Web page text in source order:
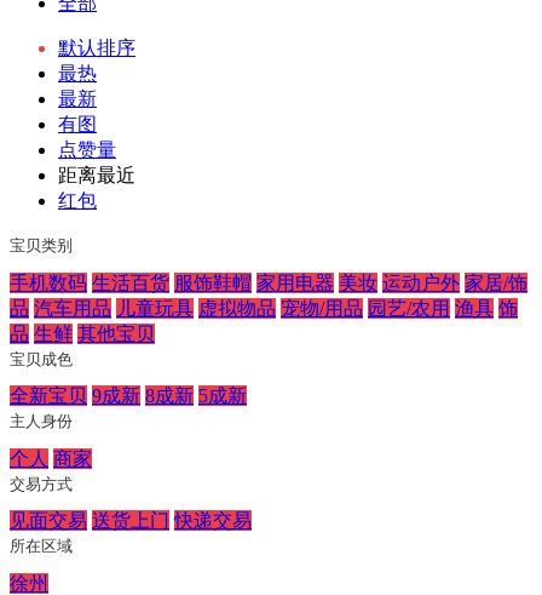
默认排序
最热
最新
有图
点赞量
距离最近
红包
宝贝类别
手机数码 生活百货 服饰鞋帽 家用电器 美妆 运动户外 家居/饰
品 汽车用品 儿童玩具 虚拟物品 宠物/用品 园艺/农用 渔具 饰
品 生鲜 其他宝贝
宝贝成色
全新宝贝 9成新 8成新 5成新
主人身份
个人 商家
交易方式
见面交易 送货上门 快递交易
所在区域
徐州